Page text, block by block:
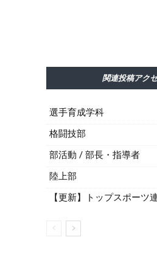
関連投稿アク
選手育成学科
格闘技部
部活動 / 部長・指導者
陸上部
【更新】トップスポーツ